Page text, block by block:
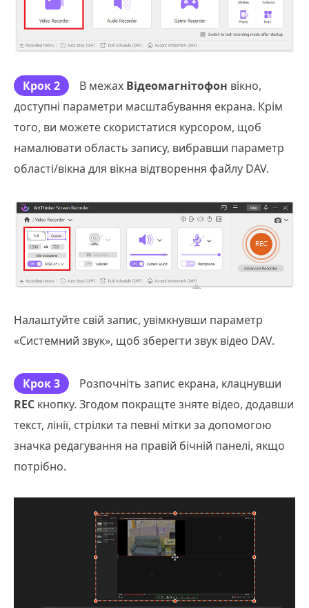
Крок 2 В межах Відеомагнітофон вікно,
доступні параметри масштабування екрана. Крім
того, ви можете скористатися курсором, щоб
намалювати область запису, вибравши параметр
області/вікна для вікна відтворення файлу DAV.
Налаштуйте свій запис, увімкнувши параметр
«Системний звук», щоб зберегти звук відео DAV.
Крок 3
Розпочніть запис екрана, клацнувши
REC кнопку. Згодом покращте зняте відео, додавши
текст, лінії, стрілки та певні мітки за допомогою
значка редагування на правій бічній панелі, якщо
потрібно.